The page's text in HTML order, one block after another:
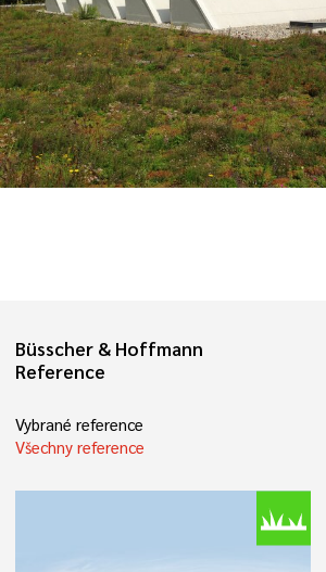
Büsscher & Hoffmann
Reference
Vybrané reference
Všechny reference